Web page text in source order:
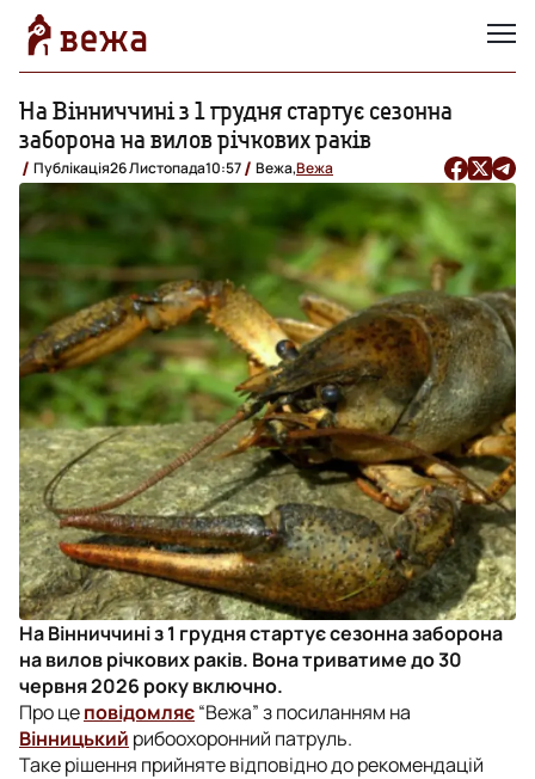
На Вінниччині з 1 грудня стартує сезонна
заборона на вилов річкових раків
Публікація26 Листопада10:57 Вежа,Вежа
На Вінниччині з 1 грудня стартує сезонна заборона
на вилов річкових раків. Вона триватиме до 30
червня 2026 року включно.
Про цеповідомляє“Вежа” з посиланням на
Вінницький рибоохоронний патруль.
Таке рішення прийняте відповідно до рекомендацій